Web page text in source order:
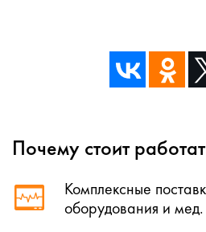
Почему стоит
Комплексные
оборудования и